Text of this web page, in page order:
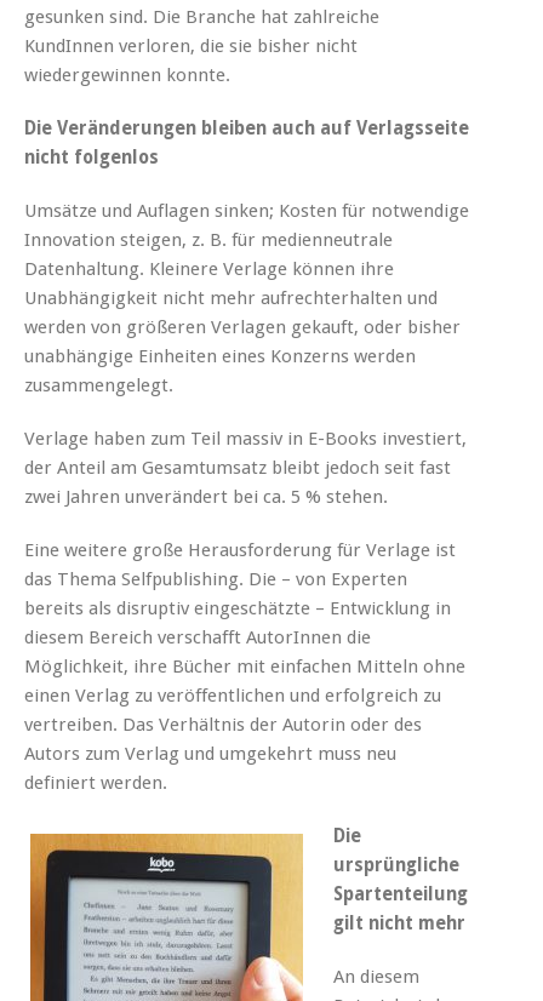
gesunken sind. Die Branche hat zahlreiche
KundInnen verloren, die sie bisher nicht
wiedergewinnen konnte.
Die Veränderungen bleiben auch auf Verlagsseite
nicht folgenlos
Umsätze und Auflagen sinken; Kosten für notwendige
Innovation steigen, z. B. für medienneutrale
Datenhaltung. Kleinere Verlage können ihre
Unabhängigkeit nicht mehr aufrechterhalten und
werden von größeren Verlagen gekauft, oder bisher
unabhängige Einheiten eines Konzerns werden
zusammengelegt.
Verlage haben zum Teil massiv in E-Books investiert,
der Anteil am Gesamtumsatz bleibt jedoch seit fast
zwei Jahren unverändert bei ca. 5 % stehen.
Eine weitere große Herausforderung für Verlage ist
das Thema Selfpublishing. Die – von Experten
bereits als disruptiv eingeschätzte – Entwicklung in
diesem Bereich verschafft AutorInnen die
Möglichkeit, ihre Bücher mit einfachen Mitteln ohne
einen Verlag zu veröffentlichen und erfolgreich zu
vertreiben. Das Verhältnis der Autorin oder des
Autors zum Verlag und umgekehrt muss neu
definiert werden.
Die
ursprüngliche
Spartenteilung
gilt nicht mehr
An diesem